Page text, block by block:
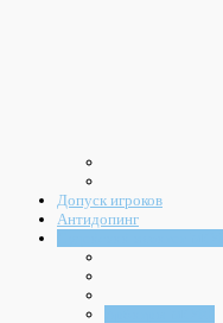
Допуск игроков
Антидопинг